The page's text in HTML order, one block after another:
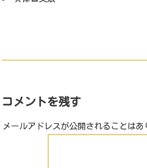
コメントを残す
メールアドレスが公開されることはあ